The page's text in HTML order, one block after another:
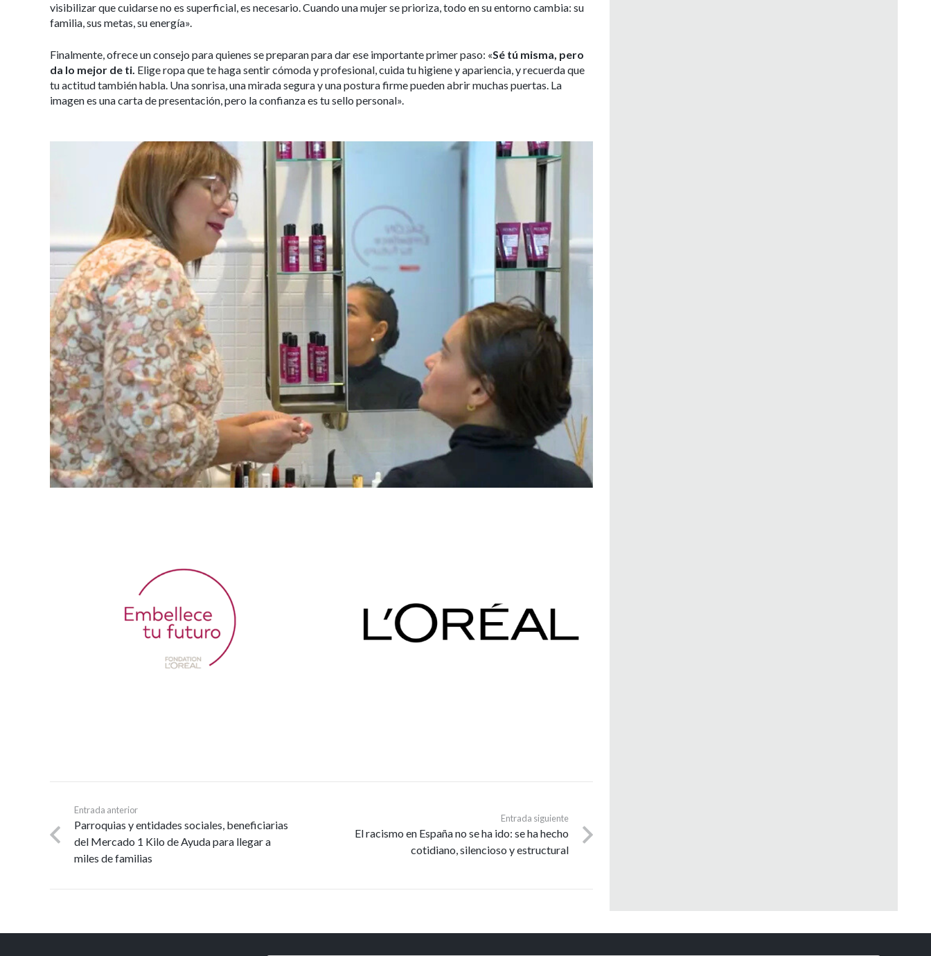
visibilizar que cuidarse no es superficial, es necesario. Cuando una mujer se prioriza, todo en su entorno cambia: su
familia, sus metas, su energía».
Finalmente, ofrece un consejo para quienes se preparan para dar ese importante primer paso: «Sé tú misma, pero
da lo mejor de ti. Elige ropa que te haga sentir cómoda y profesional, cuida tu higiene y apariencia, y recuerda que
tu actitud también habla. Una sonrisa, una mirada segura y una postura firme pueden abrir muchas puertas. La
imagen es una carta de presentación, pero la confianza es tu sello personal».
Entrada anterior
Parroquias y entidades sociales, beneficiarias
del Mercado 1 Kilo de Ayuda para llegar a
miles de familias
Entrada siguiente
El racismo en España no se ha ido: se ha hecho
cotidiano, silencioso y estructural